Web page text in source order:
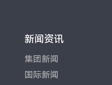
新闻资讯
集团新闻
国际新闻